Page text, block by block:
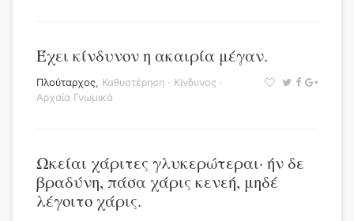
Έχει κίνδυνον η ακαιρία μέγαν.
Πλούταρχος, Καθυστέρηση · Κίνδυνος ·
Αρχαία Γνωμικά
Ωκείαι χάριτες γλυκερώτεραι· ήν δε
βραδύνη, πάσα χάρις κενεή, μηδέ
λέγοιτο χάρις.